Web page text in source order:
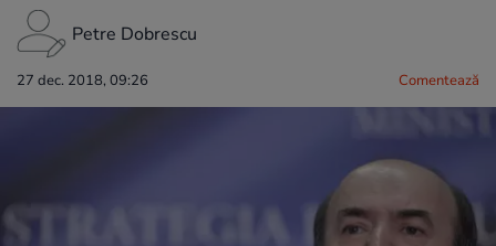
Petre Dobrescu
27 dec. 2018, 09:26 Comentează